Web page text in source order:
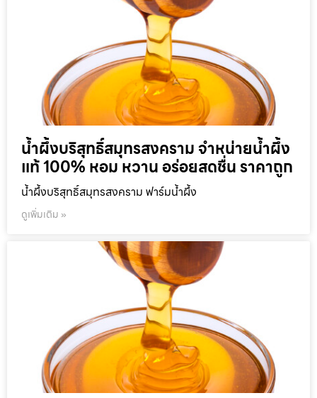
น้ำผึ้งบริสุทธิ์สมุทรสงคราม จำหน่ายน้ำผึ้ง
แท้ 100% หอม หวาน อร่อยสดชื่น ราคาถูก
น้ำผึ้งบริสุทธิ์สมุทรสงคราม ฟาร์มน้ำผึ้ง
ดูเพิ่มเติม »